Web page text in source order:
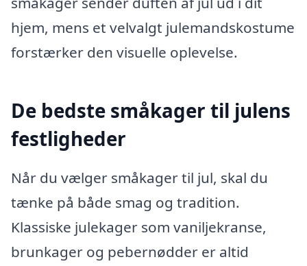
hjem, mens et velvalgt julemandskostume
forstærker den visuelle oplevelse.
De bedste småkager til julens
festligheder
Når du vælger småkager til jul, skal du
tænke på både smag og tradition.
Klassiske julekager som vaniljekranse,
brunkager og pebernødder er altid